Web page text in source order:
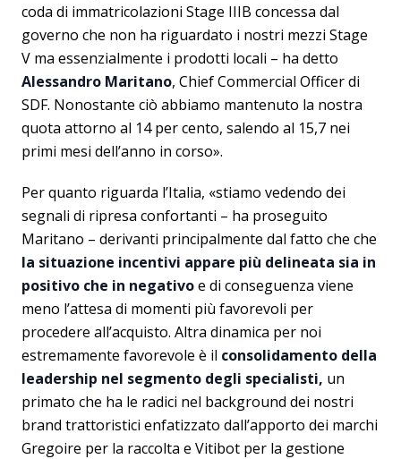
coda di immatricolazioni Stage IIIB concessa dal
governo che non ha riguardato i nostri mezzi Stage
V ma essenzialmente i prodotti locali – ha detto
Alessandro Maritano, Chief Commercial Officer di
SDF. Nonostante ciò abbiamo mantenuto la nostra
quota attorno al 14 per cento, salendo al 15,7 nei
primi mesi dell’anno in corso».
Per quanto riguarda l’Italia, «stiamo vedendo dei
segnali di ripresa confortanti – ha proseguito
Maritano – derivanti principalmente dal fatto che che
la situazione incentivi appare più delineata sia in
positivo che in negativoe di conseguenza viene
meno l’attesa di momenti più favorevoli per
procedere all’acquisto. Altra dinamica per noi
estremamente favorevole è il consolidamento della
leadership nel segmento degli specialisti, un
primato che ha le radici nel background dei nostri
brand trattoristici enfatizzato dall’apporto dei marchi
Gregoire per la raccolta e Vitibot per la gestione